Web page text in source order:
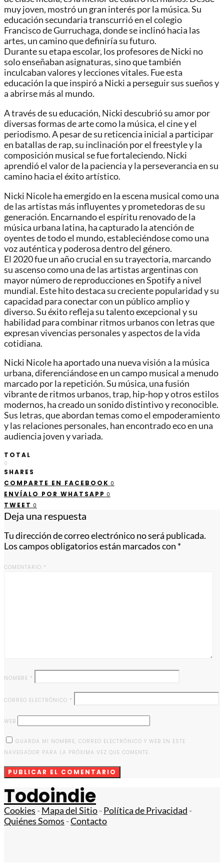
muy joven, mostró un gran interés por la música. Su
educación secundaria transcurrió en el colegio
Francisco de Gurruchaga, donde se inclinó hacia las
artes, un camino que definiría su futuro.
Durante su etapa escolar, los profesores de Nicki no
solo enseñaban asignaturas, sino que también
inculcaban valores y lecciones vitales. Fue esta
educación la que inspiró a Nicki a perseguir sus sueños y
a abrirse más al mundo.
A través de su educación, Nicki descubrió su amor por
diversas formas de arte como la música, el cine y el
periodismo. A pesar de su reticencia inicial a participar
en batallas de rap, su inclinación por el freestyle y la
composición musical se fue fortaleciendo. Nicki
aprendió el valor de la paciencia y la perseverancia en su
camino hacia el éxito artístico.
Nicki Nicole ha emergido en la escena musical como una
de las artistas más influyentes y prometedoras de su
generación. Encarnando el espíritu renovado de la
música urbana latina, ha capturado la atención de
oyentes de todo el mundo, estableciéndose como una
voz auténtica y poderosa dentro del género.
El 2020 fue un año crucial en su trayectoria, marcando
su ascenso como una de las artistas argentinas con
mayor número de reproducciones en Spotify a nivel
mundial. Este hito destaca su creciente popularidad y su
capacidad para conectar con un público amplio y
diverso. Su éxito refleja su talento excepcional y su
habilidad para combinar ritmos urbanos con letras que
expresan vivencias personales y aspectos de la vida
cotidiana.
Nicki Nicole ha aportado una nueva visión a la música
urbana, diferenciándose en un campo musical a menudo
marcado por la repetición. Su música, una fusión
vibrante de ritmos urbanos, trap, hip-hop y otros estilos
modernos, ha creado un sonido distintivo y reconocible.
Sus letras, que abordan temas como el empoderamiento
y las relaciones personales, han encontrado eco en una
audiencia joven y variada.
TOTAL
0
SHARES
COMPARTE EN FACEBOOK 0
ENVÍALO POR WHATSAPP 0
TWEET 0
Deja una respuesta
Tu dirección de correo electrónico no será publicada.
Los campos obligatorios están marcados con *
COMENTARIO *
NOMBRE *
CORREO ELECTRÓNICO *
WEB
GUARDA MI NOMBRE, CORREO ELECTRÓNICO Y WEB EN ESTE
NAVEGADOR PARA LA PRÓXIMA VEZ QUE COMENTE.
Todoindie
Cookies -Mapa del Sitio-Política de Privacidad -
Quiénes Somos -Contacto